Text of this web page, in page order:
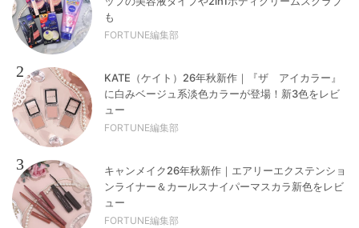
も
FORTUNE編集部
2
KATE（ケイト）26年秋新作｜『ザ アイカラー』
に白みベージュ系淡色カラーが登場！新3色をレビ
ュー
FORTUNE編集部
3
キャンメイク26年秋新作｜エアリーエクステンショ
ンライナー＆カールスナイパーマスカラ新色をレビ
ュー
FORTUNE編集部